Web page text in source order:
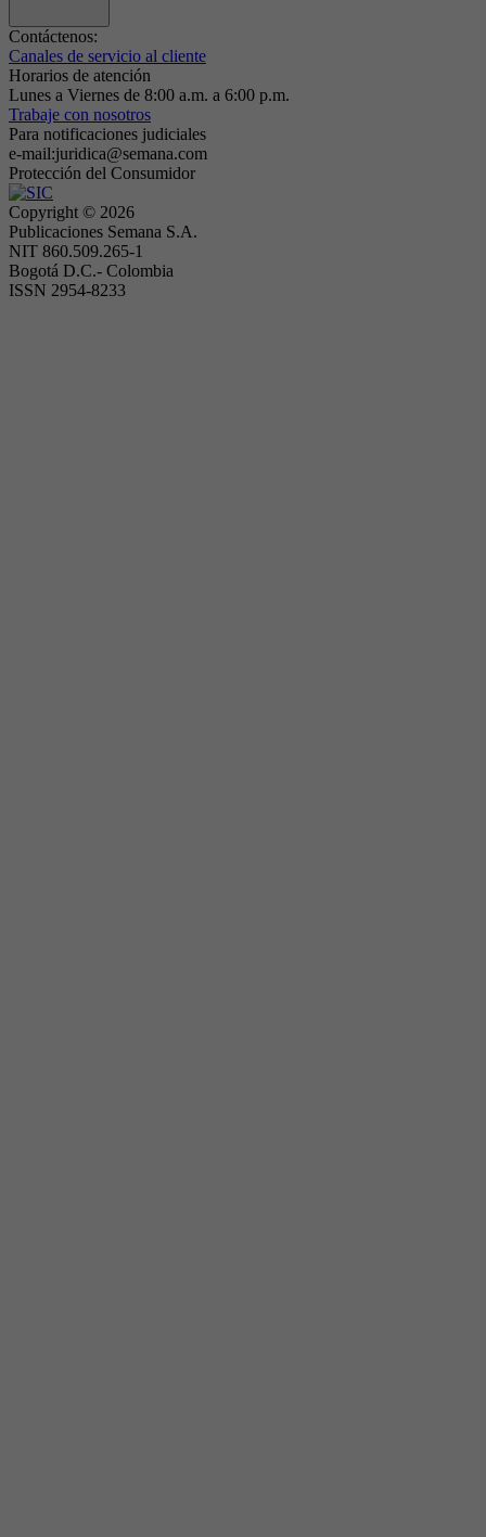
Contáctenos:
Canales de servicio al cliente
Horarios de atención
Lunes a Viernes de 8:00 a.m. a 6:00 p.m.
Trabaje con nosotros
Para notificaciones judiciales
e-mail:juridica@semana.com
Protección del Consumidor
Copyright © 2026
Publicaciones Semana S.A.
NIT 860.509.265-1
Bogotá D.C.- Colombia
ISSN 2954-8233